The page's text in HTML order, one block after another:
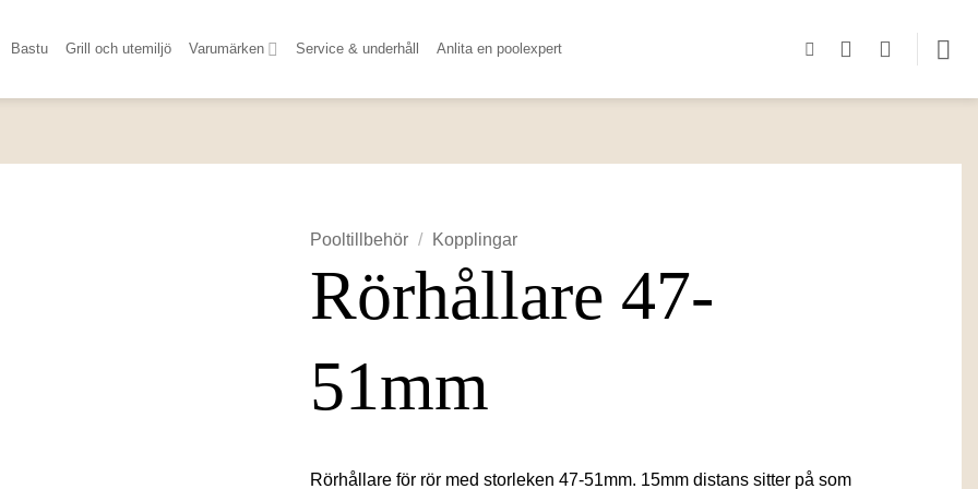
Bastu Grill och utemiljö Varumärken Service & underhåll Anlita en poolexpert
Pooltillbehör / Kopplingar
Rörhållare 47-
51mm
Rörhållare för rör med storleken 47-51mm. 15mm distans sitter på som